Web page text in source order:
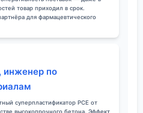
товар приходил в срок.
для фармацевтического
по
суперпластификатор PCE от